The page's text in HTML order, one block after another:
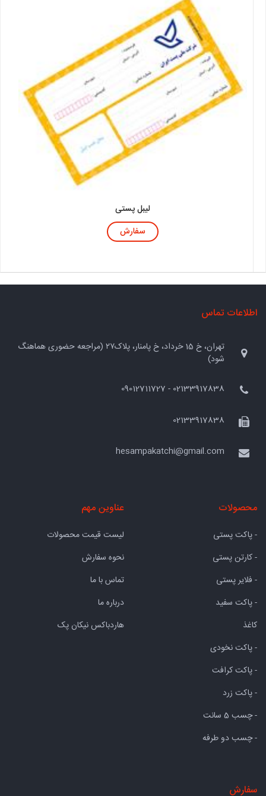
لیبل پستی
سفارش
اطلاعات تماس
تهران، خ 15 خرداد، خ پامنار، پلاک۲۷ (مراجعه حضوری هماهنگ
شود)
02133917838 - 09012711727
02133917838
hesampakatchi@gmail.com
محصولات
- پاکت پستی
- کارتن پستی
- فلایر پستی
- پاکت سفید
کاغذ
- پاکت نخودی
- پاکت کرافت
- پاکت زرد
- چسب 5 سانت
- چسب دو طرفه
عناوین مهم
لیست قیمت محصولات
نحوه سفارش
تماس با ما
درباره ما
هاردباکس نیکان پک
سفارش